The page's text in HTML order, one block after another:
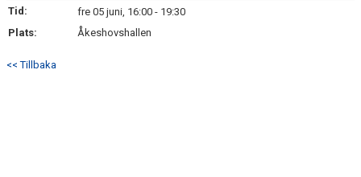
Tid:
fre 05 juni, 16:00 - 19:30
Plats:
Åkeshovshallen
<< Tillbaka